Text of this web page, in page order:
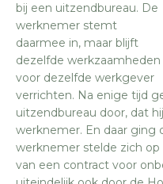
bij een uitzendbureau. De
werknemer stemt
daarmee in, maar blijft
dezelfde werkzaamheden
voor dezelfde werkgever
verrichten. Na enige tijd
uitzendbureau door, dat
werknemer. En daar ging
werknemer stelde zich
van een contract voor